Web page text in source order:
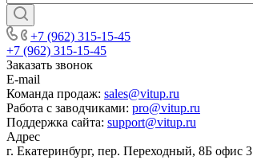
+7 (962) 315-15-45
+7 (962) 315-15-45
Заказать звонок
E-mail
Команда продаж: sales@vitup.ru
Работа с заводчиками: pro@vitup.ru
Поддержка сайта: support@vitup.ru
Адрес
г. Екатеринбург, пер. Переходный, 8Б офис 3